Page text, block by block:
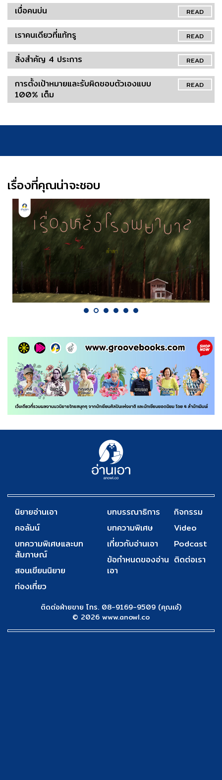
READ
เบื่อคนบ่น
READ
เราคนเดียวที่แท้ทรู
READ
สิ่งสำคัญ 4 ประการ
READ
การตั้งเป้าหมายและรับผิดชอบตัวเองแบบ
100% เต็ม
เรื่องที่คุณน่าจะชอบ
นิยายอ่านเอา
คอลัมน์
บทความพิเศษและบท
สัมภาษณ์
สอนเขียนนิยาย
ท่องเที่ยว
บทบรรณาธิการ
บทความพิเศษ
เกี่ยวกับอ่านเอา
ข้อกำหนดของอ่าน
เอา
กิจกรรม
Video
Podcast
ติดต่อเรา
ติดต่อฝ่ายขาย โทร. 08-9169-9509 (คุณเอ๋)
© 2026 www.anowl.co